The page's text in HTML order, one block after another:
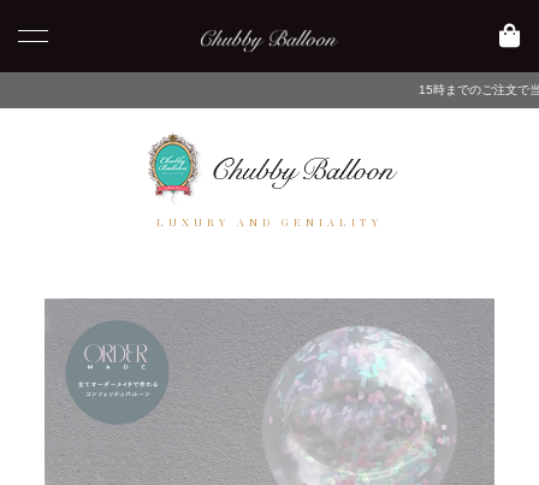
15時までのご注文で当日発送・最短翌日午
LUXURY AND GENIALITY